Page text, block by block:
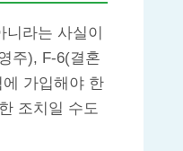
라는 사실이
주), F-6(결혼
에 가입해야 한
조치일 수도